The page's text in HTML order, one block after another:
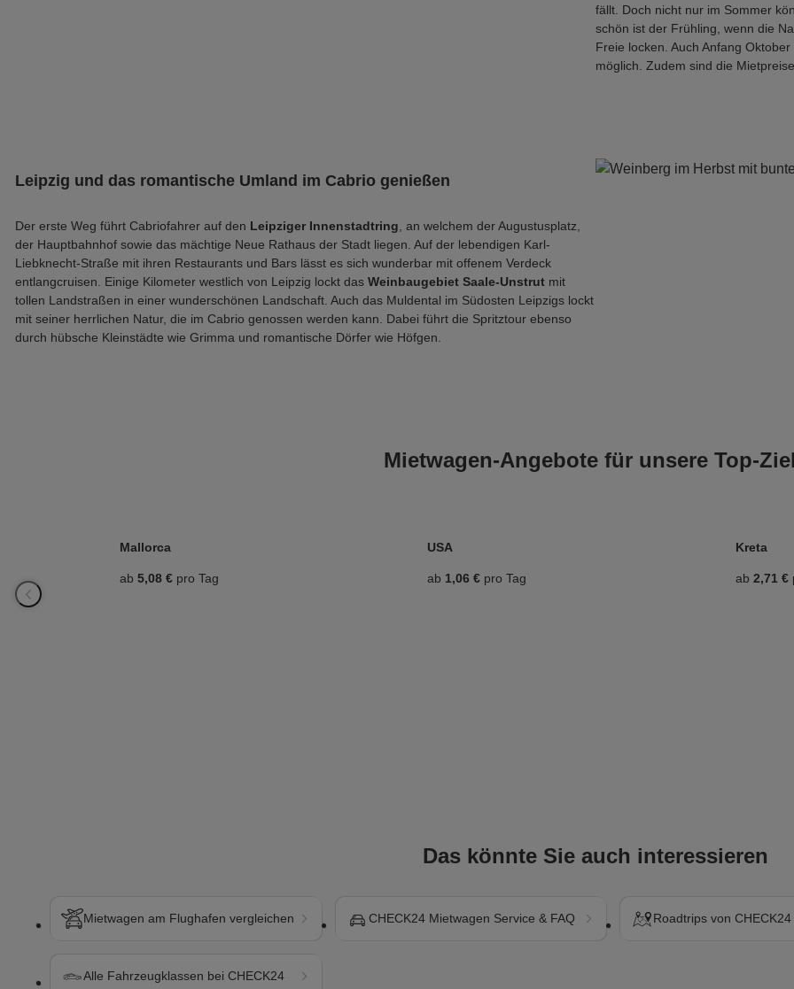
fällt. Doch nicht nur im Sommer
schön ist der Frühling, wenn die
Freie locken. Auch Anfang
möglich. Zudem sind die
Leipzig und das romantische Umland im Cabrio genießen
Der erste Weg führt Cabriofahrer auf den Leipziger Innenstadtring , an welchem der Augustusplatz,
der Hauptbahnhof sowie das mächtige Neue Rathaus der Stadt liegen. Auf der lebendigen Karl-
Liebknecht-Straße mit ihren Restaurants und Bars lässt es sich wunderbar mit offenem Verdeck
entlangcruisen. Einige Kilometer westlich von Leipzig lockt das Weinbaugebiet Saale-Unstrut mit
tollen Landstraßen in einer wunderschönen Landschaft. Auch das Muldental im Südosten Leipzigs lockt
mit seiner herrlichen Natur, die im Cabrio genossen werden kann. Dabei führt die Spritztour ebenso
durch hübsche Kleinstädte wie Grimma und romantische Dörfer wie Höfgen.
Mietwagen‑Angebote für unsere
Mallorca
ab 5,08 €pro Tag
USA
ab 1,06 € pro Tag
Kreta
ab 2,71 €
Das könnte Sie auch interessieren
Mietwagen am Flughafen vergleichen CHECK24 Mietwagen Service & FAQ Roadtrips von CHECK24
Alle Fahrzeugklassen bei CHECK24